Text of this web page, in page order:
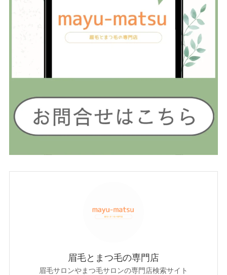
眉毛とまつ毛の専門店
眉毛サロンやまつ毛サロンの専門店検索サイト